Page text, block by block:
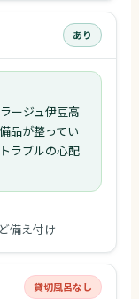
あり
ージュ伊豆高
品が整ってい
ラブルの心配
備え付け
貸切風呂なし